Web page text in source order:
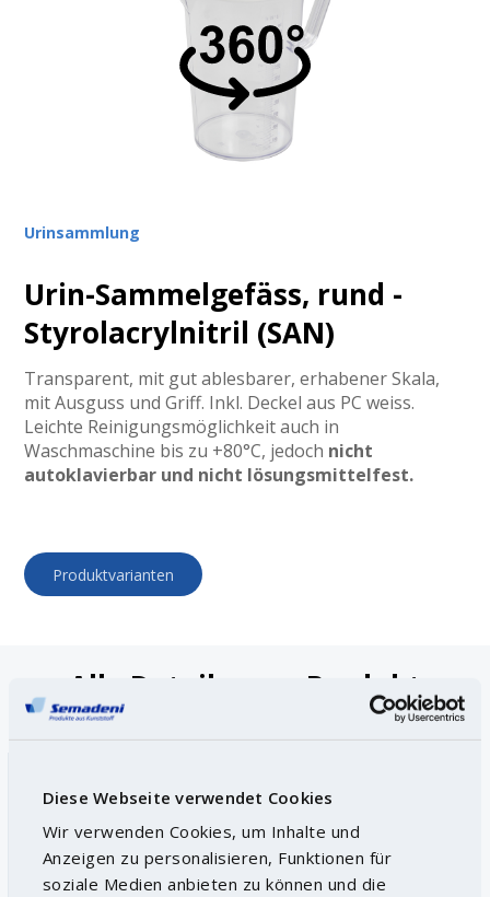
Diese Webseite verwendet Cookies
Wir verwenden Cookies, um Inhalte und
Anzeigen zu personalisieren, Funktionen für
soziale Medien anbieten zu können und die
Urinsammlung
Urin-Sammelgefäss, rund -
Styrolacrylnitril (SAN)
Transparent, mit gut ablesbarer, erhabener Skala,
mit Ausguss und Griff. Inkl. Deckel aus PC weiss.
Leichte Reinigungsmöglichkeit auch in
Waschmaschine bis zu +80°C, jedoch nicht
autoklavierbar und nicht lösungsmittelfest.
Produktvarianten
Alle Details zum Produkt
Details
Lieferbar